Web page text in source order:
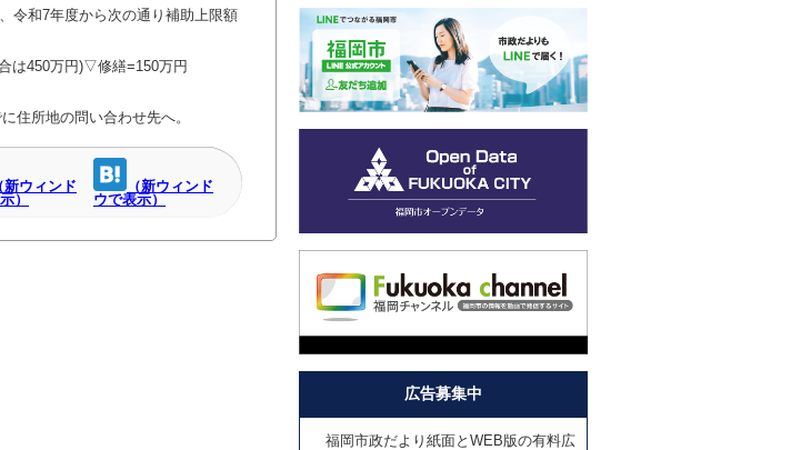
令和7年度から次の通り補助上限額
は450万円)▽修繕=150万円
住所地の問い合わせ先へ。
新ウィンド
）
（新ウィンド
ウで表示）
広告募集中
福岡市政だより紙面とWEB版の有料広